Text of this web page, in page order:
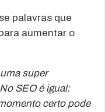
palavras que
aumentar o
super
SEO é igual:
certo pode